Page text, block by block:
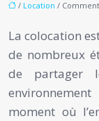
/ Location /
La colocation
de nombreux
de partager
moment où